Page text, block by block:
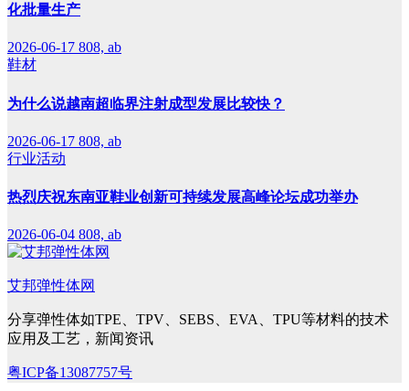
化批量生产
2026-06-17 808, ab
鞋材
为什么说越南超临界注射成型发展比较快？
2026-06-17 808, ab
行业活动
热烈庆祝东南亚鞋业创新可持续发展高峰论坛成功举办
2026-06-04 808, ab
艾邦弹性体网
分享弹性体如TPE、TPV、SEBS、EVA、TPU等材料的技术
应用及工艺，新闻资讯
粤ICP备13087757号